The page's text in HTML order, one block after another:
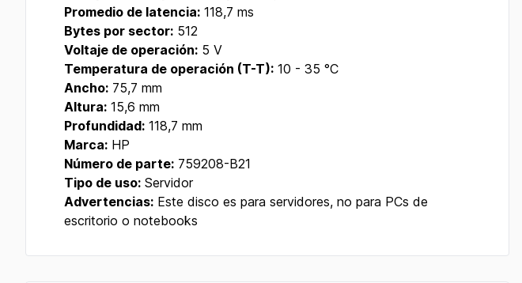
Promedio de latencia: 118,7 ms
Bytes por sector: 512
Voltaje de operación: 5 V
Temperatura de operación (T-T): 10 - 35 °C
Ancho: 75,7 mm
Altura: 15,6 mm
Profundidad: 118,7 mm
Marca: HP
Número de parte: 759208-B21
Tipo de uso: Servidor
Advertencias: Este disco es para servidores, no para PCs de
escritorio o notebooks